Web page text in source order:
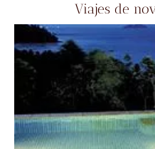
Viajes de